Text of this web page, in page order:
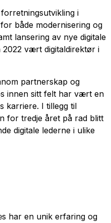
i
både modernisering og
lansering av nye digitale
2022 vært digitaldirektør i
partnerskap og
innen sitt felt har vært en
karriere. I tillegg til
for tredje året på rad blitt
digitale lederne i ulike
har en unik erfaring og